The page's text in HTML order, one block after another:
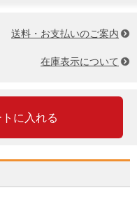
送料・お支払いのご案内
在庫表示について
に入れる